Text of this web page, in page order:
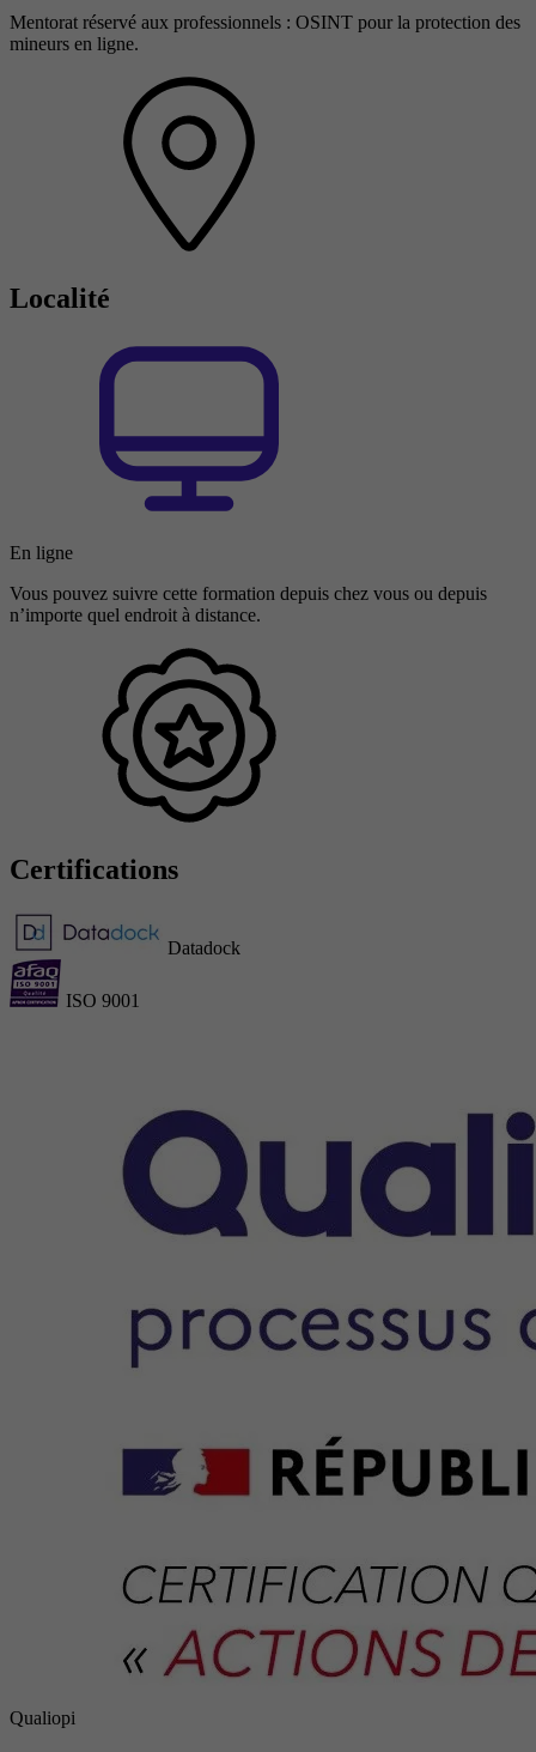
Mentorat réservé aux professionnels : OSINT pour la protection des
mineurs en ligne.
Localité
En ligne
Vous pouvez suivre cette formation depuis chez vous ou depuis
n’importe quel endroit à distance.
Certifications
Datadock
ISO 9001
Qualiopi